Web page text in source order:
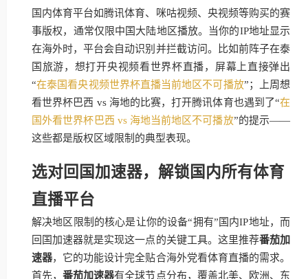
国内体育平台如腾讯体育、咪咕视频、央视频等购买的赛
事版权，通常仅限中国大陆地区播放。当你的IP地址显示
在海外时，平台会自动识别并拦截访问。比如前阵子在泰
国旅游，想打开央视频看世界杯直播，屏幕上直接弹出
“在泰国看央视频世界杯直播当前地区不可播放”；上周想
看世界杯巴西 vs 海地的比赛，打开腾讯体育也遇到了“在
国外看世界杯巴西 vs 海地当前地区不可播放”的提示——
这些都是版权区域限制的典型表现。
选对回国加速器，解锁国内所有体育
直播平台
解决地区限制的核心是让你的设备“拥有”国内IP地址，而
回国加速器就是实现这一点的关键工具。这里推荐番茄加
速器，它的功能设计完全贴合海外党看体育直播的需求。
首先，番茄加速器有全球节点分布，覆盖北美、欧洲、东